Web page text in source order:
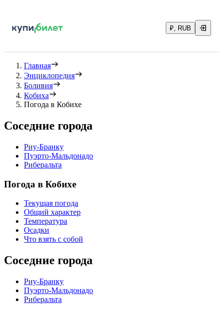
₽, RUB
Главная
Энциклопедия
Боливия
Кобиха
Погода в Кобихе
Соседние города
Риу-Бранку
Пуэрто-Мальдонадо
Риберальта
Погода в Кобихе
Текущая погода
Общий характер
Температура
Осадки
Что взять с собой
Соседние города
Риу-Бранку
Пуэрто-Мальдонадо
Риберальта